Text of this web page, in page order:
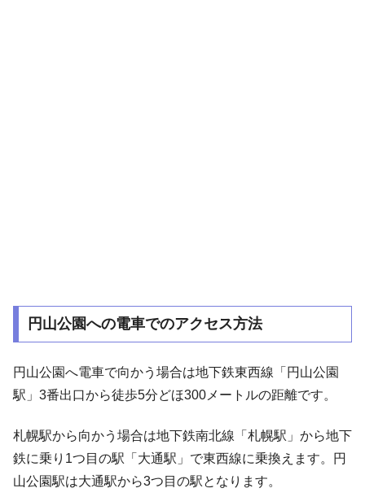
円山公園への電車でのアクセス方法
円山公園へ電車で向かう場合は地下鉄東西線「円山公園
駅」3番出口から徒歩5分どほ300メートルの距離です。
札幌駅から向かう場合は地下鉄南北線「札幌駅」から地下
鉄に乗り1つ目の駅「大通駅」で東西線に乗換えます。円
山公園駅は大通駅から3つ目の駅となります。